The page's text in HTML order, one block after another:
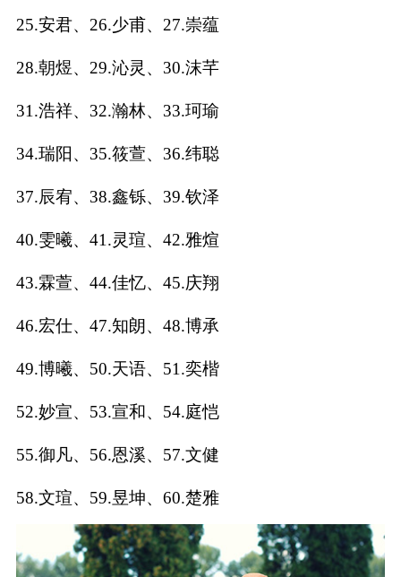
蛇年起名
龙年起名
兔年起名
取
名
字
典
25.安君、26.少甫、27.崇蕴
28.朝煜、29.沁灵、30.沫芊
31.浩祥、32.瀚林、33.珂瑜
34.瑞阳、35.筱萱、36.纬聪
37.辰宥、38.鑫铄、39.钦泽
40.雯曦、41.灵瑄、42.雅煊
43.霖萱、44.佳忆、45.庆翔
46.宏仕、47.知朗、48.博承
49.博曦、50.天语、51.奕楷
52.妙宣、53.宣和、54.庭恺
55.御凡、56.恩溪、57.文健
58.文瑄、59.昱坤、60.楚雅